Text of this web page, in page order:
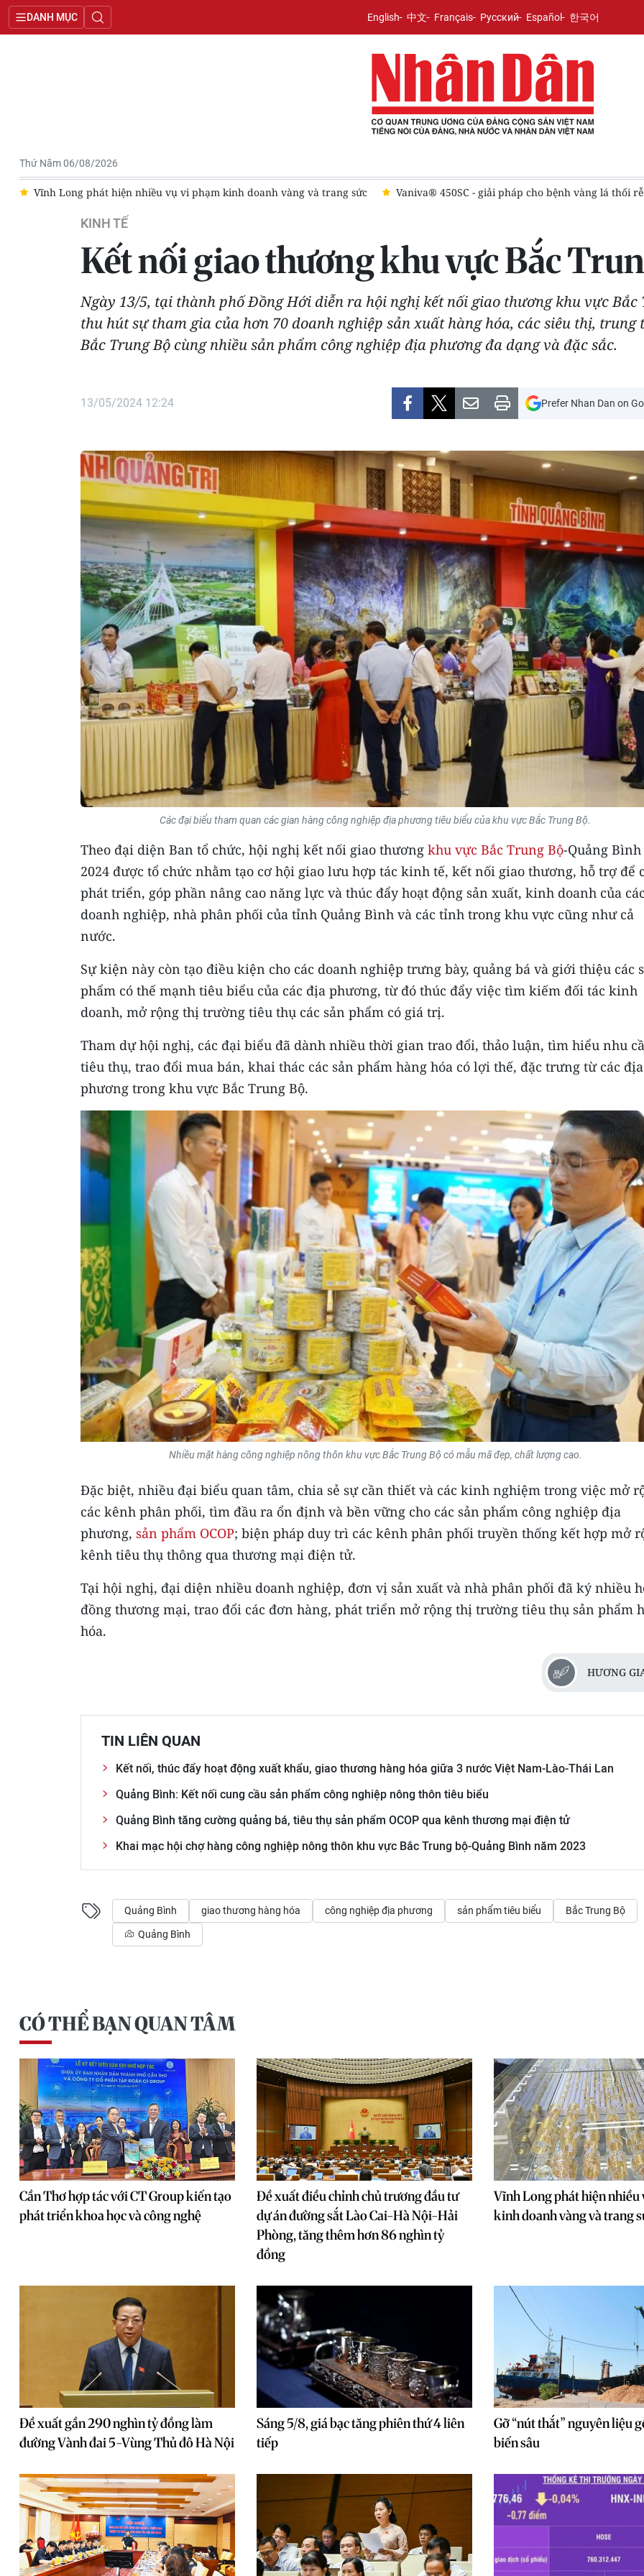
DANH MỤC English 中文 Français Русский Español 한국어
Thứ Năm 06/08/2026
sức Vaniva® 450SC - giải pháp cho bệnh vàng lá thối rễ ở cây trồng Đề xuất gần 290 nghìn tỷ đồng làm đường Vành đai
KINH TẾ
Kết nối giao thương khu vực Bắc
Ngày 13/5, tại thành phố Đồng Hới diễn ra hội nghị kết nối giao thương khu vực Bắc
thu hút sự tham gia của hơn 70 doanh nghiệp sản xuất hàng hóa, các siêu thị,
Bắc Trung Bộ cùng nhiều sản phẩm công nghiệp địa phương đa dạng và đặc sắc.
13/05/2024 12:24 Prefer Nhan Dan on
Các đại biểu tham quan các gian hàng công nghiệp địa phương tiêu biểu của khu vực Bắc Trung Bộ.
Theo đại diện Ban tổ chức, hội nghị kết nối giao thương khu vực Bắc Trung Bộ-Quảng Bình
2024 được tổ chức nhằm tạo cơ hội giao lưu hợp tác kinh tế, kết nối giao thương, hỗ trợ để
phát triển, góp phần nâng cao năng lực và thúc đẩy hoạt động sản xuất, kinh doanh của
doanh nghiệp, nhà phân phối của tỉnh Quảng Bình và các tỉnh trong khu vực cũng như cả
nước.
Sự kiện này còn tạo điều kiện cho các doanh nghiệp trưng bày, quảng bá và giới thiệu các
phẩm có thế mạnh tiêu biểu của các địa phương, từ đó thúc đẩy việc tìm kiếm đối tác kinh
doanh, mở rộng thị trường tiêu thụ các sản phẩm có giá trị.
Tham dự hội nghị, các đại biểu đã dành nhiều thời gian trao đổi, thảo luận, tìm hiểu nhu
tiêu thụ, trao đổi mua bán, khai thác các sản phẩm hàng hóa có lợi thế, đặc trưng từ các địa
phương trong khu vực Bắc Trung Bộ.
Nhiều mặt hàng công nghiệp nông thôn khu vực Bắc Trung Bộ có mẫu mã đẹp, chất lượng cao.
Đặc biệt, nhiều đại biểu quan tâm, chia sẻ sự cần thiết và các kinh nghiệm trong việc mở
các kênh phân phối, tìm đầu ra ổn định và bền vững cho các sản phẩm công nghiệp địa
phương, sản phẩm OCOP; biện pháp duy trì các kênh phân phối truyền thống kết hợp mở
kênh tiêu thụ thông qua thương mại điện tử.
Tại hội nghị, đại diện nhiều doanh nghiệp, đơn vị sản xuất và nhà phân phối đã ký nhiều
đồng thương mại, trao đổi các đơn hàng, phát triển mở rộng thị trường tiêu thụ sản phẩm
hóa.
HƯƠNG
TIN LIÊN QUAN
Kết nối, thúc đẩy hoạt động xuất khẩu, giao thương hàng hóa giữa 3 nước Việt Nam-Lào-Thái Lan
Quảng Bình: Kết nối cung cầu sản phẩm công nghiệp nông thôn tiêu biểu
Quảng Bình tăng cường quảng bá, tiêu thụ sản phẩm OCOP qua kênh thương mại điện tử
Khai mạc hội chợ hàng công nghiệp nông thôn khu vực Bắc Trung bộ-Quảng Bình năm 2023
Quảng Bình giao thương hàng hóa công nghiệp địa phương sản phẩm tiêu biểu Bắc Trung Bộ
Quảng Bình
CÓ THỂ BẠN QUAN TÂM
Cần Thơ hợp tác với CT Group kiến tạo
phát triển khoa học và công nghệ
Đề xuất điều chỉnh chủ trương đầu tư
dự án đường sắt Lào Cai-Hà Nội-Hải
Phòng, tăng thêm hơn 86 nghìn tỷ
đồng
Vĩnh Long phát hiện nhiều
kinh doanh vàng và trang
Đề xuất gần 290 nghìn tỷ đồng làm
đường Vành đai 5-Vùng Thủ đô Hà Nội
Sáng 5/8, giá bạc tăng phiên thứ 4 liên
tiếp
Gỡ “nút thắt” nguyên liệu
biến sâu